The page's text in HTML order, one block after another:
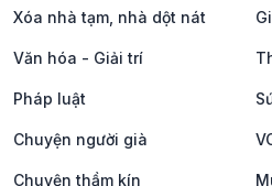
Xóa nhà tạm, nhà dột nát
Văn hóa - Giải trí
Pháp luật
Chuyện người già
Chuyện thầm kín